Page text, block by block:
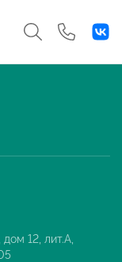
12, лит.А,